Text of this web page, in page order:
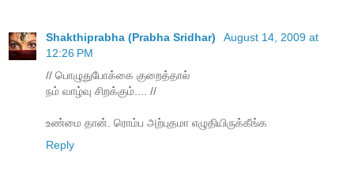
Shakthiprabha (Prabha Sridhar)
August 14, 2009 at
12:26 PM
// பொழுதுபோக்கை குறைத்தால்
நம் வாழ்வு சிறக்கும்.... //
உண்மை தான். ரொம்ப அற்புதமா எழுதியிருக்கீங்க
Reply